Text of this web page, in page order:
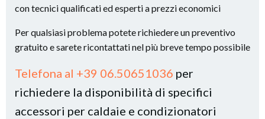
con tecnici qualificati ed esperti a prezzi economici
Per qualsiasi problema potete richiedere un preventivo
gratuito e sarete ricontattati nel più breve tempo possibile
Telefona al +39 06.50651036 per
richiedere la disponibilità di specifici
accessori per caldaie e condizionatori